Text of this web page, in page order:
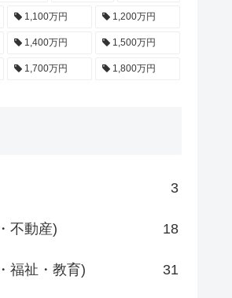
1,100万円 1,200万円
1,400万円 1,500万円
1,700万円 1,800万円
3
不動産) 18
福祉・教育) 31